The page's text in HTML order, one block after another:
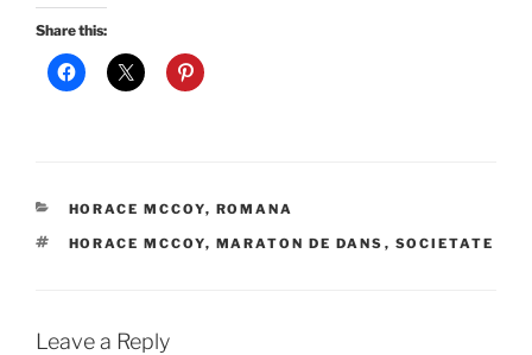
Share this:
CATEGORIES
HORACE MCCOY, ROMANA
TAGS
HORACE MCCOY, MARATON DE DANS , SOCIETATE
Leave a Reply